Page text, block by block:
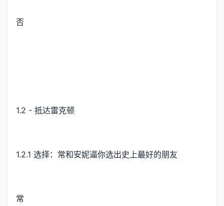
否
1.2 - 抵达雷克顿
1.2.1 选择：常和安妮逼你选出史上最好的朋友
常